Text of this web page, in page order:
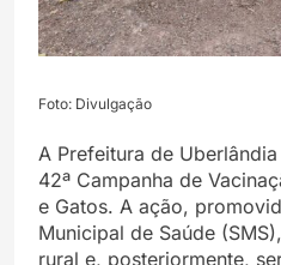
Foto: Divulgação
A Prefeitura de
42ª Campanha de
e Gatos. A ação,
Municipal de Saúde
rural e, posteriormente,